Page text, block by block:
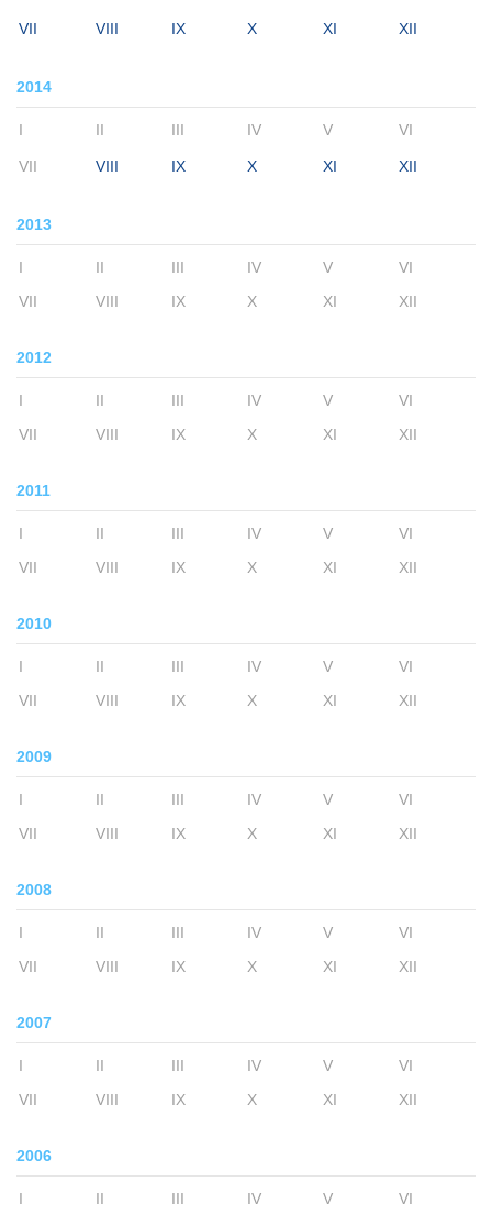
VII VIII IX X XI XII
2014
I II III IV V VI
VII VIII IX X XI XII
2013
I II III IV V
VI
VII
VIII IX X XI XII
2012
I II III IV V
VI
VII
VIII IX X XI XII
2011
I II III IV V
VI
VII
VIII IX X XI XII
2010
I II III IV V
VI
VII
VIII IX X XI XII
2009
I II III IV V
VI
VII
VIII IX X XI XII
2008
I II III IV V
VI
VII
VIII IX X XI XII
2007
I II III IV V
VI
VII
VIII IX X XI XII
2006
I II III IV V
VI